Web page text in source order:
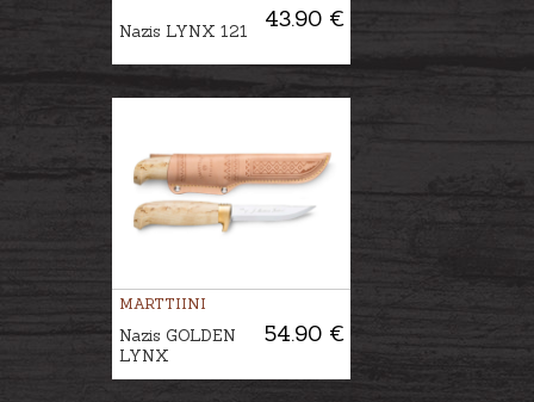
43.90 €
Nazis LYNX 121
MARTTIINI
54.90 €
Nazis GOLDEN
LYNX